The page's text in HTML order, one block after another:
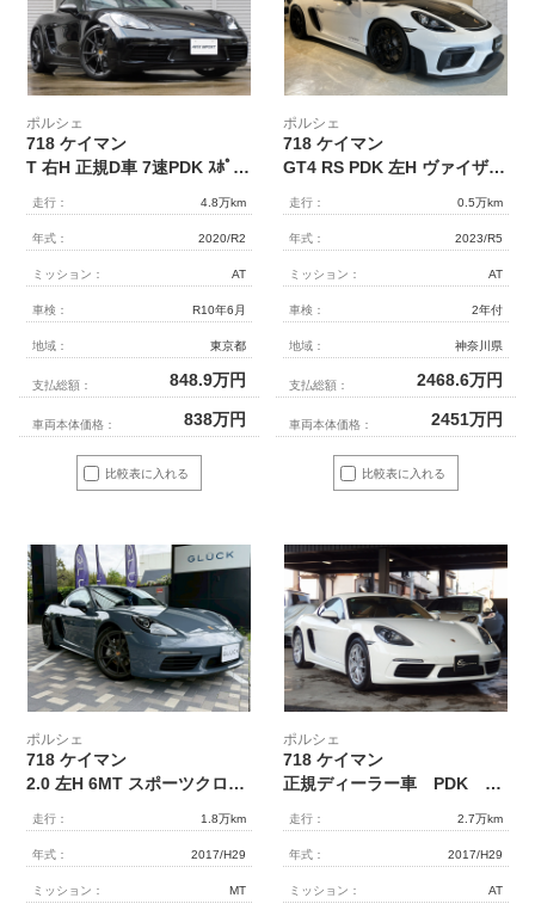
比較表に入れる
ポルシェ
718 ケイマン
T 右H 正規D車 7速PDK ｽﾎﾟｰﾂｸﾛﾉPKG ﾎﾞﾃﾞｨ同色ｲﾝﾃﾘｱPKG 黒半革 ｼｰﾄﾋｰﾀｰ PCMﾅﾋﾞ Bｶﾒﾗ＆PAS LCA 電格ﾐﾗｰ ﾊﾞｲｷｾﾉﾝHL ｽﾎﾟｰﾂｴｸﾞｿﾞｰｽﾄ PASMｽﾎﾟｰﾂｼｬｼｰ＆PTV 専用ﾐﾗｰ＆20ｲﾝﾁAW 禁煙
走行： 4.8万km
年式： 2020/R2
ミッション： AT
車検： R10年6月
地域： 東京都
支払総額： 848.9万円
車両本体価格： 838万円
比較表に入れる
ポルシェ
718 ケイマン
GT4 RS PDK 左H ヴァイザッハPKG クラブスポーツPKG フロントリフト OP332万
走行： 0.5万km
年式： 2023/R5
ミッション： AT
車検： 2年付
地域： 神奈川県
支払総額： 2468.6万円
車両本体価格： 2451万円
ポルシェ
718 ケイマン
2.0 左H 6MT スポーツクロノパッケージ/2トーンレザーインテリア/BOSEサウンド/PASM/オートエアコン/シートヒーター/前席シートベルトプリテンショナー/ブレーキアシスト/フロントフォグランプ/本革巻きステアリング
走行： 1.8万km
年式： 2017/H29
ミッション： MT
ポルシェ
718 ケイマン
正規ディーラー車 PDK 左ハンドル 正規
走行： 2.7万km
年式： 2017/H29
ミッション： AT